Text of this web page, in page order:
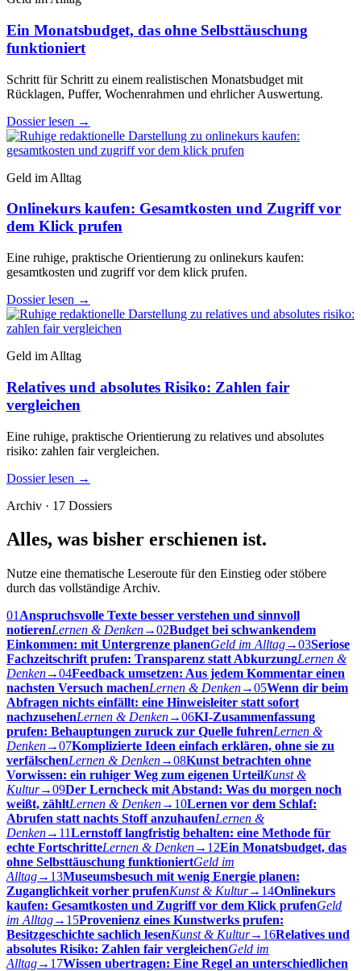
Ein Monatsbudget, das ohne Selbsttäuschung
funktioniert
Schritt für Schritt zu einem realistischen Monatsbudget mit
Rücklagen, Puffer, Wochenrahmen und ehrlicher Auswertung.
Dossier lesen →
Geld im Alltag
Onlinekurs kaufen: Gesamtkosten und Zugriff vor
dem Klick prufen
Eine ruhige, praktische Orientierung zu onlinekurs kaufen:
gesamtkosten und zugriff vor dem klick prufen.
Dossier lesen →
Geld im Alltag
Relatives und absolutes Risiko: Zahlen fair
vergleichen
Eine ruhige, praktische Orientierung zu relatives und absolutes
risiko: zahlen fair vergleichen.
Dossier lesen →
Archiv · 17 Dossiers
Alles, was bisher erschienen ist.
Nutze eine thematische Leseroute für den Einstieg oder stöbere
durch das vollständige Archiv.
01 Anspruchsvolle Texte besser verstehen und sinnvoll
notierenLernen & Denken→02Budget bei schwankendem
Einkommen: mit Untergrenze planenGeld im Alltag→03Seriose
Fachzeitschrift prufen: Transparenz statt AbkurzungLernen &
Denken→04Feedback umsetzen: Aus jedem Kommentar einen
nachsten Versuch machenLernen & Denken→05Wenn dir beim
Abfragen nichts einfällt: eine Hinweisleiter statt sofort
nachzusehenLernen & Denken→06KI-Zusammenfassung
prufen: Behauptungen zuruck zur Quelle fuhrenLernen &
Denken→07Komplizierte Ideen einfach erklären, ohne sie zu
verfälschenLernen & Denken→08Kunst betrachten ohne
Vorwissen: ein ruhiger Weg zum eigenen UrteilKunst &
Kultur→09Der Lerncheck mit Abstand: Was du morgen noch
weißt, zähltLernen & Denken→ 10Lernen vor dem Schlaf:
Abrufen statt nachts Stoff anzuhaufenLernen &
Denken→ 11Lernstoff langfristig behalten: eine Methode für
echte FortschritteLernen & Denken→ 12Ein Monatsbudget, das
ohne Selbsttäuschung funktioniertGeld im
Alltag→ 13Museumsbesuch mit wenig Energie planen:
Zuganglichkeit vorher prufenKunst & Kultur→ 14Onlinekurs
kaufen: Gesamtkosten und Zugriff vor dem Klick prufenGeld
im Alltag→ 15Provenienz eines Kunstwerks prufen:
Besitzgeschichte sachlich lesenKunst & Kultur→ 16Relatives und
absolutes Risiko: Zahlen fair vergleichenGeld im
Alltag→ 17Wissen ubertragen: Eine Regel an unterschiedlichen